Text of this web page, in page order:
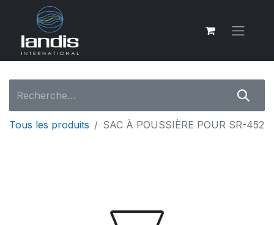
Tous les produits SAC À POUSSIÈRE POUR SR-452